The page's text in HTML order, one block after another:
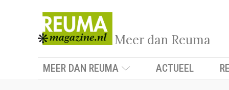
Meer dan Reuma
MEER DAN REUMA ACTUEEL